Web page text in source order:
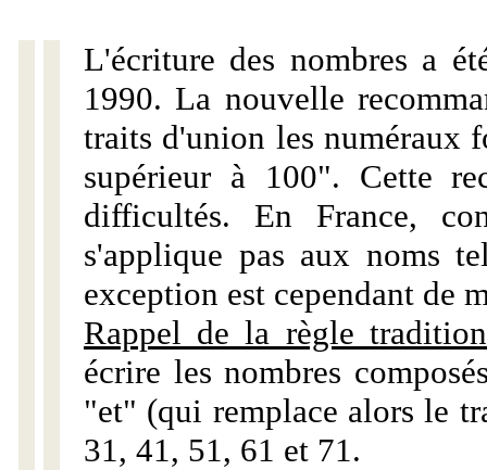
L'écriture des nombres a
1990. La nouvelle
traits d'union les numéraux
supérieur à 100". Cette
difficultés. En France,
s'applique pas aux noms
exception est cependant de
Rappel de la règle
écrire les nombres
"et" (qui remplace alors le
31, 41, 51, 61 et 71.